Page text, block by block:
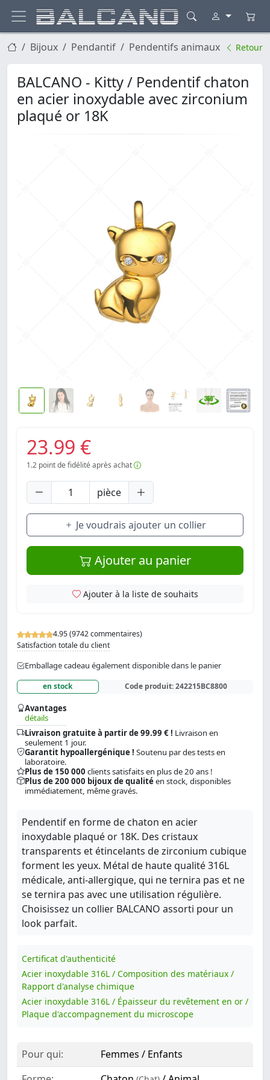
Bijoux Pendantif Pendentifs animaux Retour
BALCANO - Kitty / Pendentif chaton
en acier inoxydable avec zirconium
plaqué or 18K
4.95 (9742 commentaires)
Satisfaction totale du client
Emballage cadeau également disponible dans le panier
en stock Code produit:242215BC8800
Avantages
détails
Livraison gratuite à partir de 99.99 € ! Livraison en
seulement 1 jour.
Garantit hypoallergénique ! Soutenu par des tests en
laboratoire.
Plus de 150 000 clients satisfaits en plus de 20 ans !
Plus de 200 000 bijoux de qualitéen stock, disponibles
immédiatement, même gravés.
23.99 €
1.2 point de fidélité après achat
pièce
Je voudrais ajouter un collier
Ajouter au panier
Ajouter à la liste de souhaits
Pendentif en forme de chaton en acier
inoxydable plaqué or 18K. Des cristaux
transparents et étincelants de zirconium cubique
forment les yeux. Métal de haute qualité 316L
médicale, anti-allergique, qui ne ternira pas et ne
se ternira pas avec une utilisation régulière.
Choisissez un collier BALCANO assorti pour un
look parfait.
Certificat d'authenticité
Acier inoxydable 316L / Composition des matériaux /
Rapport d'analyse chimique
Acier inoxydable 316L / Épaisseur du revêtement en or /
Plaque d'accompagnement du microscope
Pour qui:
Femmes / Enfants